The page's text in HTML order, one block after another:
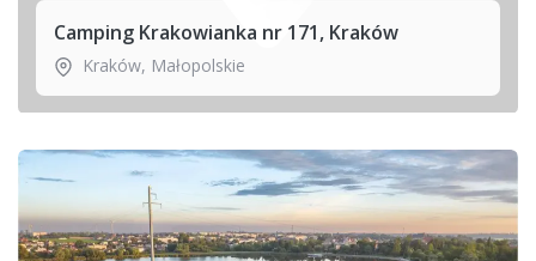
Camping Krakowianka nr 171, Kraków
Kraków, Małopolskie